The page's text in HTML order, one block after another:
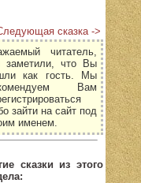
сказка ->
читатель,
заметили, что Вы
как гость. Мы
Вам
зайти на сайт под
именем.
сказки из этого